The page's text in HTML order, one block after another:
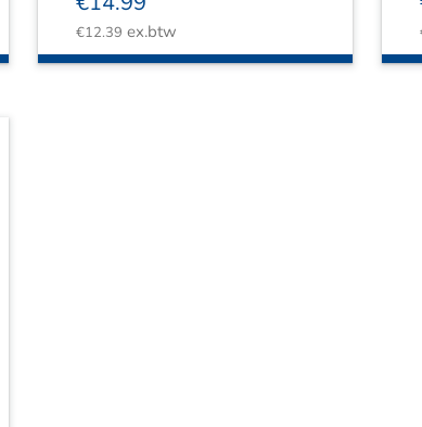
€12.39 ex.btw